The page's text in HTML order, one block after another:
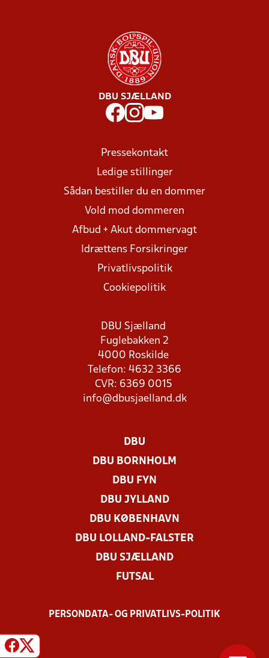
DBU SJÆLLAND
Pressekontakt
Ledige stillinger
Sådan bestiller du en dommer
Vold mod dommeren
Afbud + Akut dommervagt
Idrættens Forsikringer
Privatlivspolitik
Cookiepolitik
DBU Sjælland
Fuglebakken 2
4000 Roskilde
Telefon: 4632 3366
CVR: 6369 0015
info@dbusjaelland.dk
DBU
DBU BORNHOLM
DBU FYN
DBU JYLLAND
DBU KØBENHAVN
DBU LOLLAND-FALSTER
DBU SJÆLLAND
FUTSAL
PERSONDATA- OG PRIVATLIVS-POLITIK